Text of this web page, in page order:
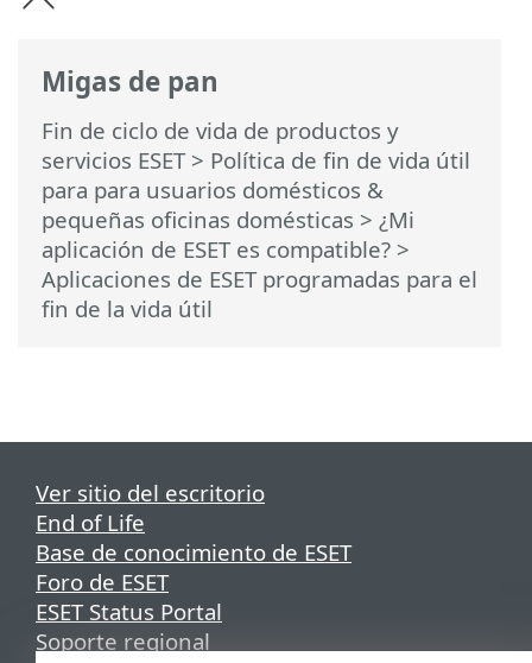
Migas de pan
Fin de ciclo de vida de productos y
servicios ESET> Política de fin de vida útil
para para usuarios domésticos &
pequeñas oficinas domésticas > ¿Mi
aplicación de ESET es compatible? >
Aplicaciones de ESET programadas para el
fin de la vida útil
Ver sitio del escritorio
End of Life
Base de conocimiento de ESET
Foro de ESET
ESET Status Portal
Soporte regional